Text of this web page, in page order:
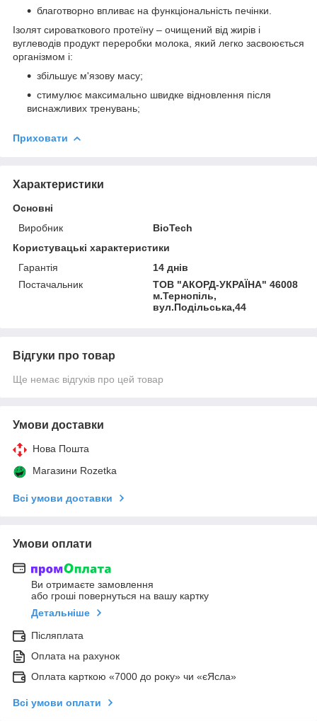
благотворно впливає на функціональність печінки.
Ізолят сироваткового протеїну – очищений від жирів і
вуглеводів продукт переробки молока, який легко засвоюється
організмом і:
збільшує м'язову масу;
стимулює максимально швидке відновлення після
виснажливих тренувань;
Приховати
Характеристики
Основні
Виробник
BioTech
Користувацькi характеристики
Гарантія
14 днів
Постачальник
ТОВ "АКОРД-УКРАЇНА" 46008
м.Тернопіль,
вул.Подільська,44
Відгуки про товар
Ще немає відгуків про цей товар
Умови доставки
Нова Пошта
Магазини Rozetka
Всі умови доставки
Умови оплати
Ви отримаєте замовлення
або гроші повернуться на вашу картку
Детальніше
Післяплата
Оплата на рахунок
Оплата карткою «7000 до року» чи «єЯсла»
Всі умови оплати